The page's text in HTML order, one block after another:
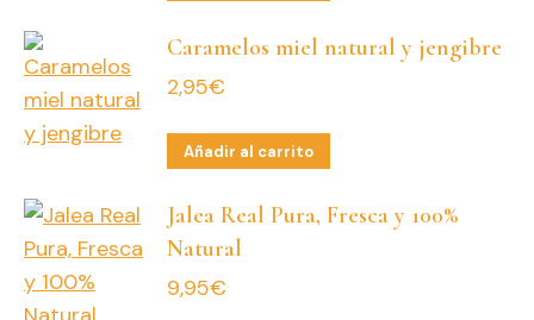
Caramelos miel natural y jengibre
2,95€
Añadir al carrito
Jalea Real Pura, Fresca y 100%
Natural
9,95€